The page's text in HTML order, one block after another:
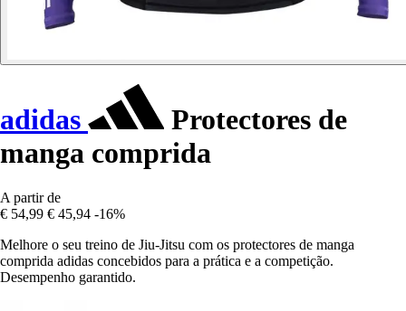
adidas
Protectores de
manga comprida
A partir de
€ 54,99 € 45,94 -16%
Melhore o seu treino de Jiu-Jitsu com os protectores de manga
comprida adidas concebidos para a prática e a competição.
Desempenho garantido.